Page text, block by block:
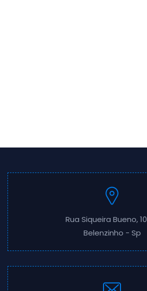
Rua Siqueira Bueno,
Belenzinho - Sp